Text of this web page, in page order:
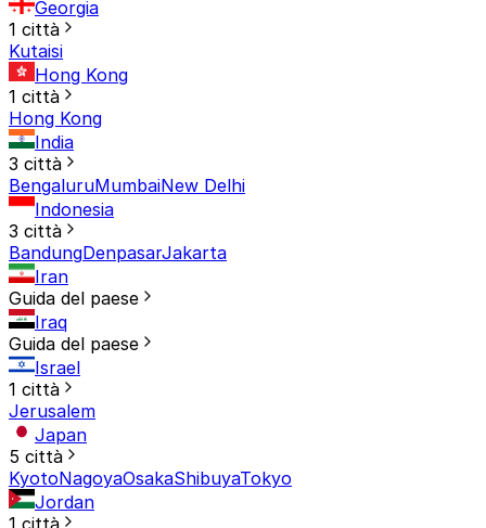
Georgia
1 città
Kutaisi
Hong Kong
1 città
Hong Kong
India
3 città
BengaluruMumbaiNew Delhi
Indonesia
3 città
BandungDenpasarJakarta
Iran
Guida del paese
Iraq
Guida del paese
Israel
1 città
Jerusalem
Japan
5 città
KyotoNagoyaOsakaShibuyaTokyo
Jordan
1 città